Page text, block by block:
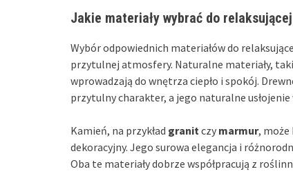
Jakie materiały wybrać do
Wybór odpowiednich materiałów do
przytulnej atmosfery. Naturalne materiały,
wprowadzają do wnętrza ciepło i spokój.
przytulny charakter, a jego naturalne
Kamień, na przykład granit czy marmur, może
dekoracyjny. Jego surowa elegancja i
Oba te materiały dobrze współpracują z